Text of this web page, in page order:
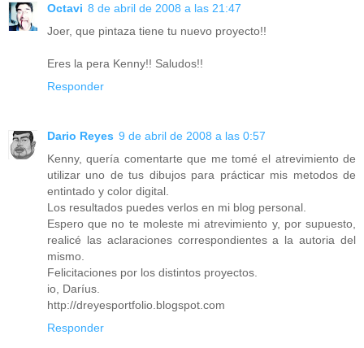
Octavi 8 de abril de 2008 a las 21:47
Joer, que pintaza tiene tu nuevo proyecto!!
Eres la pera Kenny!! Saludos!!
Responder
Dario Reyes 9 de abril de 2008 a las 0:57
Kenny, quería comentarte que me tomé el atrevimiento de
utilizar uno de tus dibujos para prácticar mis metodos de
entintado y color digital.
Los resultados puedes verlos en mi blog personal.
Espero que no te moleste mi atrevimiento y, por supuesto,
realicé las aclaraciones correspondientes a la autoria del
mismo.
Felicitaciones por los distintos proyectos.
io, Daríus.
http://dreyesportfolio.blogspot.com
Responder